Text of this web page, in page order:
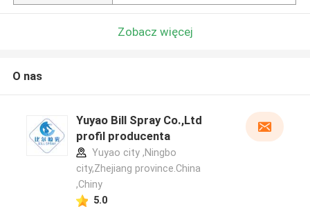
Zobacz więcej
O nas
Yuyao Bill Spray Co.,Ltd
profil producenta
Yuyao city ,Ningbo
city,Zhejiang province.China
,Chiny
5.0